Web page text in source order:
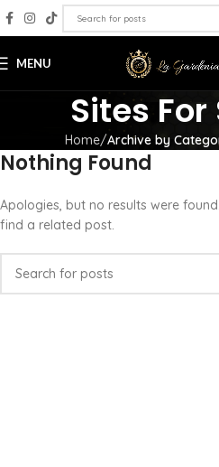
MENU
Sites
Home Archive by
Nothing Found
Apologies, but no results were
find a related post.